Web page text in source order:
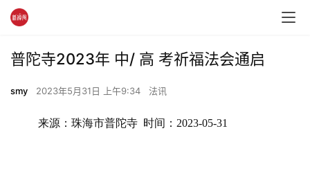
普陀寺2023年 中/ 高 考祈福法会通启
smy 2023年5月31日 上午9:34 法讯
来源：珠海市普陀寺  时间：2023-05-31